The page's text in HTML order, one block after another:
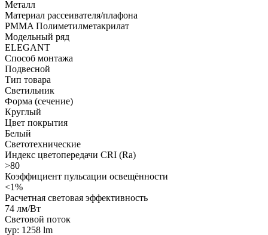
Металл
Материал рассеивателя/плафона
PMMA Полиметилметакрилат
Модельный ряд
ELEGANT
Способ монтажа
Подвесной
Тип товара
Светильник
Форма (сечение)
Круглый
Цвет покрытия
Белый
Светотехнические
Индекс цветопередачи CRI (Ra)
>80
Коэффициент пульсации освещённости
<1%
Расчетная световая эффективность
74 лм/Вт
Световой поток
typ: 1258 lm